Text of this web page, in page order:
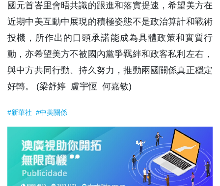
國元首峇里會晤共識的跟進和落實提速，希望美方在
近期中美互動中展現的積極姿態不是政治算計和戰術
投機，所作出的口頭承諾能成為具體政策和實質行
動，亦希望美方不被國內黨爭羈絆和政客私利左右，
與中方共同行動、持久努力，推動兩國關係真正穩定
好轉。 (梁舒婷 盧宇恆 何嘉敏)
#新華社 #中美關係